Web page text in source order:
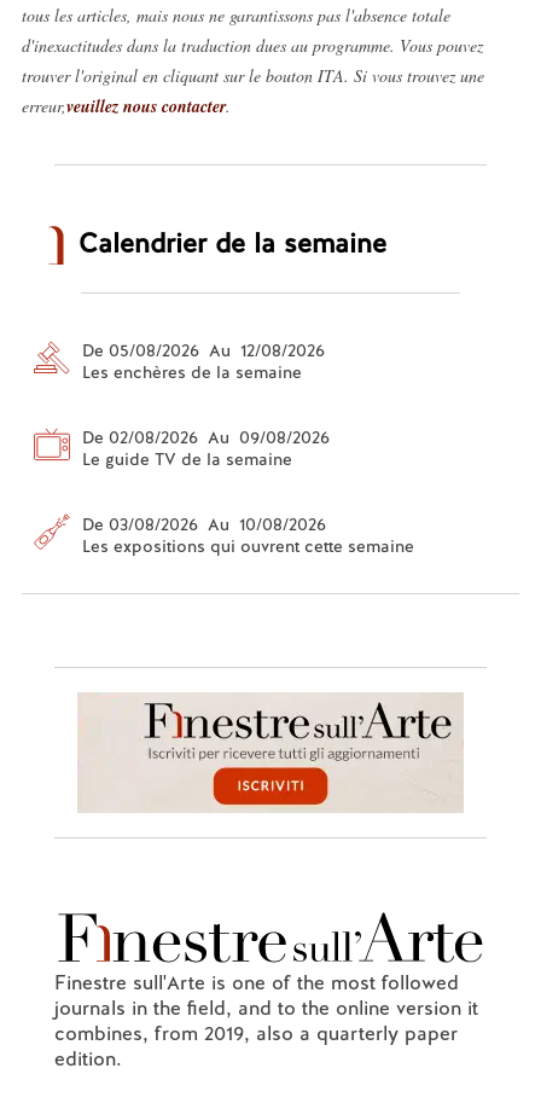
tous les articles, mais nous ne garantissons pas l'absence totale
d'inexactitudes dans la traduction dues au programme. Vous pouvez
trouver l'original en cliquant sur le bouton ITA. Si vous trouvez une
erreur,veuillez nous contacter.
Calendrier de la semaine
De 05/08/2026 Au 12/08/2026
Les enchères de la semaine
De 02/08/2026 Au 09/08/2026
Le guide TV de la semaine
De 03/08/2026 Au 10/08/2026
Les expositions qui ouvrent cette semaine
Finestre sull'Arte is one of the most followed
journals in the field, and to the online version it
combines, from 2019, also a quarterly paper
edition.